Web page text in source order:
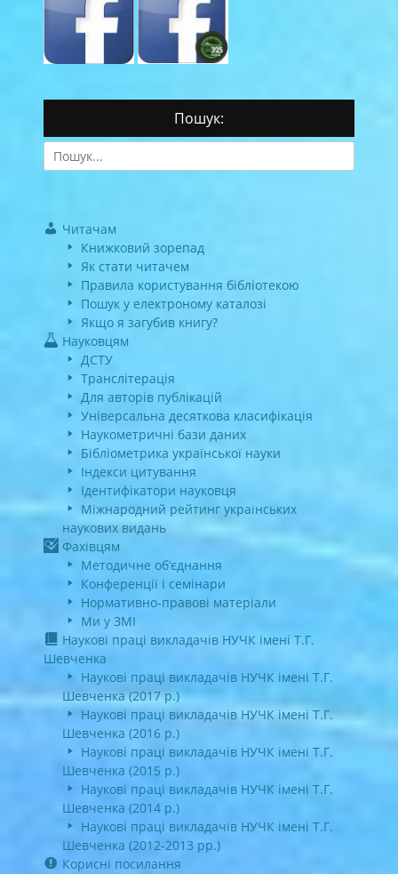
Пошук:
Search
for:
Читачам
Книжковий зорепад
Як стати читачем
Правила користування бібліотекою
Пошук у електроному каталозі
Якщо я загубив книгу?
Науковцям
ДСТУ
Транслітерація
Для авторів публікацій
Універсальна десяткова класифікація
Наукометричні бази даних
Бібліометрика української науки
Індекси цитування
Ідентифікатори науковця
Міжнародний рейтинг українських
наукових видань
Фахівцям
Методичне об’єднання
Конференції і семінари
Нормативно-правові матеріали
Ми у ЗМІ
Наукові праці викладачів НУЧК імені Т.Г.
Шевченка
Наукові праці викладачів НУЧК імені Т.Г.
Шевченка (2017 р.)
Наукові праці викладачів НУЧК імені Т.Г.
Шевченка (2016 р.)
Наукові праці викладачів НУЧК імені Т.Г.
Шевченка (2015 р.)
Наукові праці викладачів НУЧК імені Т.Г.
Шевченка (2014 р.)
Наукові праці викладачів НУЧК імені Т.Г.
Шевченка (2012-2013 рр.)
Корисні посилання